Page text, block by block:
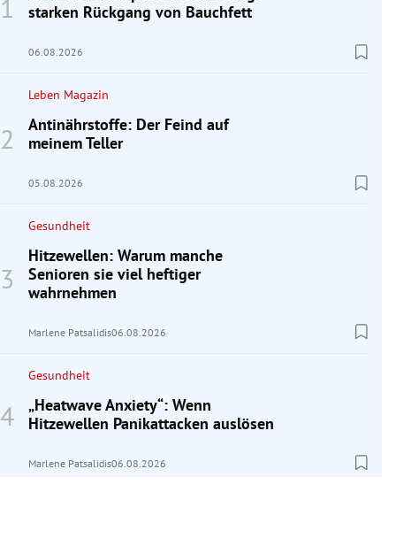
starken Rückgang von Bauchfett
06.08.2026
Leben Magazin
Antinährstoffe: Der Feind auf
meinem Teller
05.08.2026
Gesundheit
Hitzewellen: Warum manche
Senioren sie viel heftiger
wahrnehmen
Marlene Patsalidis06.08.2026
Gesundheit
„Heatwave Anxiety“: Wenn
Hitzewellen Panikattacken auslösen
Marlene Patsalidis06.08.2026